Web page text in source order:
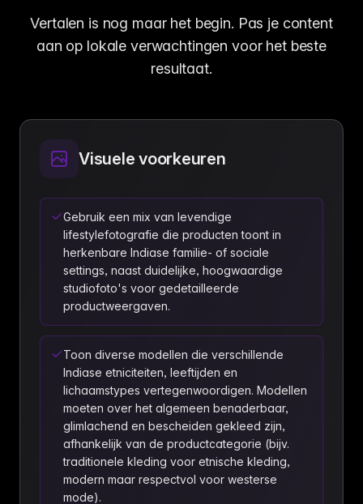
Vertalen is nog maar het begin. Pas je content
aan op lokale verwachtingen voor het beste
resultaat.
Visuele voorkeuren
Gebruik een mix van levendige
lifestylefotografie die producten toont in
herkenbare Indiase familie- of sociale
settings, naast duidelijke, hoogwaardige
studiofoto's voor gedetailleerde
productweergaven.
Toon diverse modellen die verschillende
Indiase etniciteiten, leeftijden en
lichaamstypes vertegenwoordigen. Modellen
moeten over het algemeen benaderbaar,
glimlachend en bescheiden gekleed zijn,
afhankelijk van de productcategorie (bijv.
traditionele kleding voor etnische kleding,
modern maar respectvol voor westerse
mode).